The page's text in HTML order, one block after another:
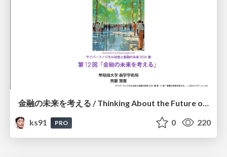
金融の未来を考える / Thinking About the Future of Finance
ks91
PRO 0 220